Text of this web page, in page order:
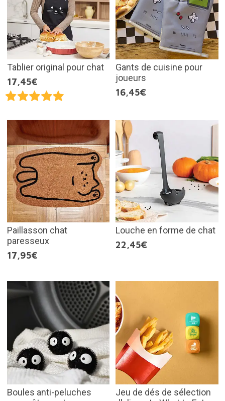
Tablier original pour chat
17,45€
Gants de cuisine pour
joueurs
16,45€
Paillasson chat
paresseux
17,95€
Louche en forme de chat
22,45€
Boules anti-peluches
Jeu de dés de sélection